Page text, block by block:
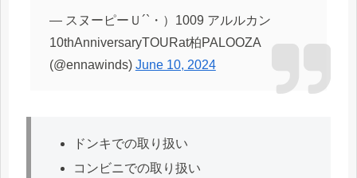
— スヌーピーＵ´`・）1009 アルルカン
10thAnniversaryTOURat柏PALOOZA
(@ennawinds) June 10, 2024
ドンキでの取り扱い
コンビニでの取り扱い